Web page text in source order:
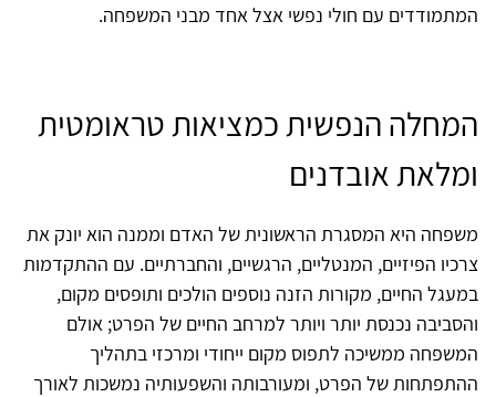
המתמודדים עם חולי נפשי אצל אחד מבני המשפחה.
המחלה הנפשית כמציאות טראומטית
ומלאת אובדנים
משפחה היא המסגרת הראשונית של האדם וממנה הוא יונק את
צרכיו הפיזיים, המנטליים, הרגשיים, והחברתיים. עם ההתקדמות
במעגל החיים, מקורות הזנה נוספים הולכים ותופסים מקום,
והסביבה נכנסת יותר ויותר למרחב החיים של הפרט; אולם
המשפחה ממשיכה לתפוס מקום ייחודי ומרכזי בתהליך
ההתפתחות של הפרט, ומעורבותה והשפעותיה נמשכות לאורך